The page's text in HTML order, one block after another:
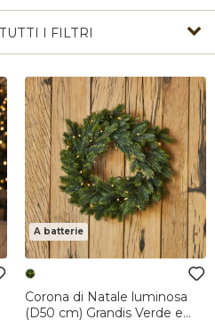
I FILTRI
A batterie
Corona di Natale luminosa
(D50 cm) Grandis Verde e